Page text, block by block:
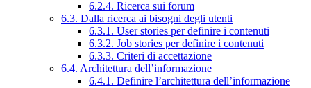
6.2.4. Ricerca sui forum
6.3. Dalla ricerca ai bisogni degli utenti
6.3.1. User stories per definire i contenuti
6.3.2. Job stories per definire i contenuti
6.3.3. Criteri di accettazione
6.4. Architettura dell’informazione
6.4.1. Definire l’architettura dell’informazione